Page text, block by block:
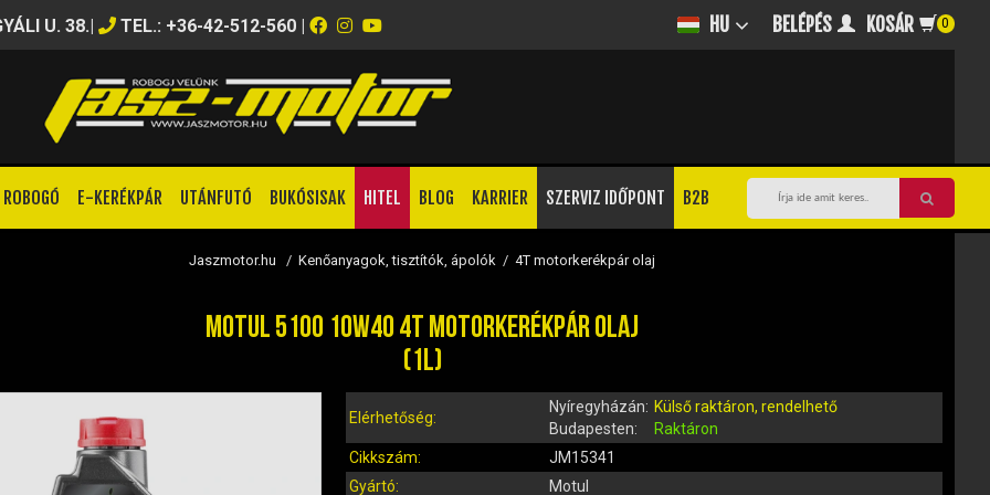
U. 38.| TEL.: +36-42-512-560 | HU BELÉPÉS KOSÁR 0
ROBOGÓ E-KERÉKPÁR UTÁNFUTÓ BUKÓSISAK HITEL BLOG KARRIER SZERVIZ IDŐPONT B2B
Jaszmotor.hu /Kenőanyagok, tisztítók, ápolók /4T motorkerékpár olaj
MOTUL 5100 10W40 4T MOTORKERÉKPÁR OLAJ
(1L)
Elérhetőség:
Nyíregyházán: Külső raktáron, rendelhető
Budapesten:
Raktáron
Cikkszám:
JM15341
Gyártó:
Motul